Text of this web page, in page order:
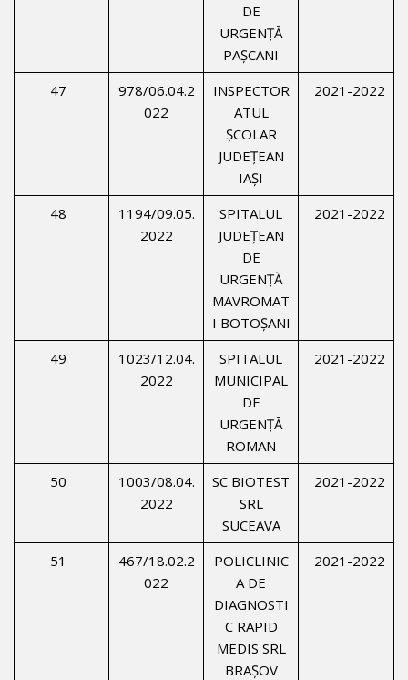
DE
URGENŢĂ
PAŞCANI
47
978/06.04.2
022
INSPECTOR
ATUL
ŞCOLAR
JUDEŢEAN
IAŞI
2021-2022
48
1194/09.05.
2022
SPITALUL
JUDEŢEAN
DE
URGENŢĂ
MAVROMAT
I BOTOŞANI
2021-2022
49
1023/12.04.
2022
SPITALUL
MUNICIPAL
DE
URGENŢĂ
ROMAN
2021-2022
50
1003/08.04.
2022
SC BIOTEST
SRL
SUCEAVA
2021-2022
51
467/18.02.2
022
POLICLINIC
A DE
DIAGNOSTI
C RAPID
MEDIS SRL
BRAŞOV
2021-2022